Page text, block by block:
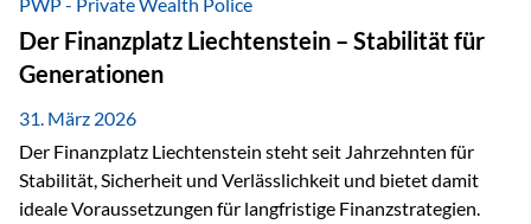
heißt das:Diese Gelder gehören im Konkursfall nicht zur
allgemeinen Konkursmasse, sondern werden ausschließlich
zur Erfüllung…
Der Finanzplatz Liechtenstein – Stabilität für
Generationen
31. März 2026
Der Finanzplatz Liechtenstein steht seit Jahrzehnten für
Stabilität, Sicherheit und Verlässlichkeit und bietet damit
ideale Voraussetzungen für langfristige Finanzstrategien.